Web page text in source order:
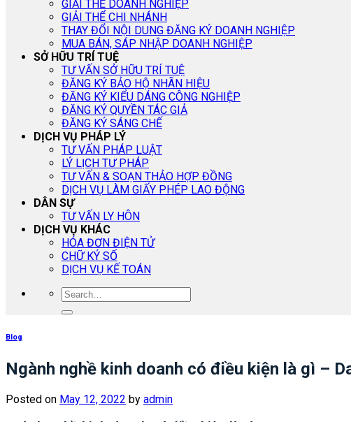
GIẢI THỂ DOANH NGHIỆP
GIẢI THỂ CHI NHÁNH
THAY ĐỔI NỘI DUNG ĐĂNG KÝ DOANH NGHIỆP
MUA BÁN, SÁP NHẬP DOANH NGHIỆP
SỞ HỮU TRÍ TUỆ
TƯ VẤN SỞ HỮU TRÍ TUỆ
ĐĂNG KÝ BẢO HỘ NHÃN HIỆU
ĐĂNG KÝ KIỂU DÁNG CÔNG NGHIỆP
ĐĂNG KÝ QUYỀN TÁC GIẢ
ĐĂNG KÝ SÁNG CHẾ
DỊCH VỤ PHÁP LÝ
TƯ VẤN PHÁP LUẬT
LÝ LỊCH TƯ PHÁP
TƯ VẤN & SOẠN THẢO HỢP ĐỒNG
DỊCH VỤ LÀM GIẤY PHÉP LAO ĐỘNG
DÂN SỰ
TƯ VẤN LY HÔN
DỊCH VỤ KHÁC
HÓA ĐƠN ĐIỆN TỬ
CHỮ KÝ SỐ
DỊCH VỤ KẾ TOÁN
Blog
Ngành nghề kinh doanh có điều kiện là gì –
Posted on May 12, 2022 by admin